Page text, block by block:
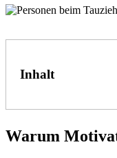
Inhalt
Warum